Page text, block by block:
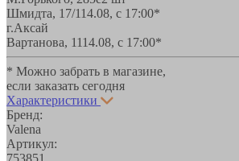
Шмидта, 17/114.08, с 17:00*
г.Аксай
Вартанова, 1114.08, с 17:00*
* Можно забрать в магазине,
если заказать сегодня
Характеристики
Бренд:
Valena
Артикул:
753851